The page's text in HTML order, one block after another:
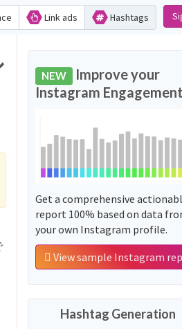
Link ads Hashtags
NEW Improve your
Instagram Engagement
Get a comprehensive
report 100% based on data
your own Instagram profile.
View sample Instagram
Hashtag Generation